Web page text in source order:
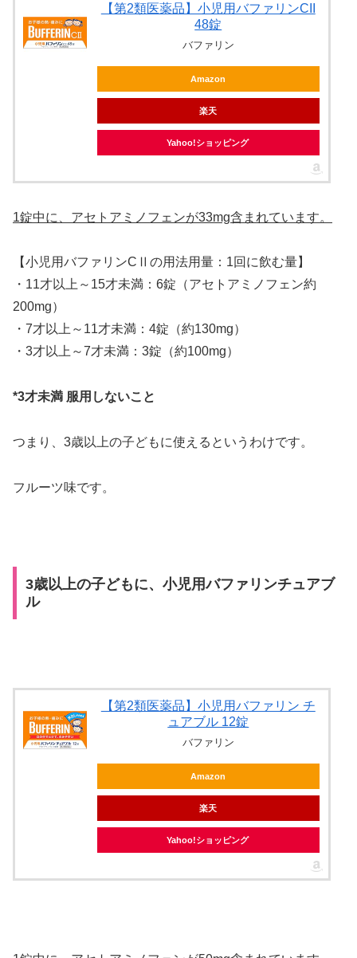
【第2類医薬品】小児用バファリンCII
48錠
バファリン
Amazon
楽天
Yahoo!ショッピング
1錠中に、アセトアミノフェンが33mg含まれています。
【小児用バファリンCⅡの用法用量：1回に飲む量】
・11才以上～15才未満：6錠（アセトアミノフェン約
200mg）
・7才以上～11才未満：4錠（約130mg）
・3才以上～7才未満：3錠（約100mg）
*3才未満 服用しないこと
つまり、3歳以上の子どもに使えるというわけです。
フルーツ味です。
3歳以上の子どもに、小児用バファリンチュアブ
ル
【第2類医薬品】小児用バファリン チ
ュアブル 12錠
バファリン
Amazon
楽天
Yahoo!ショッピング